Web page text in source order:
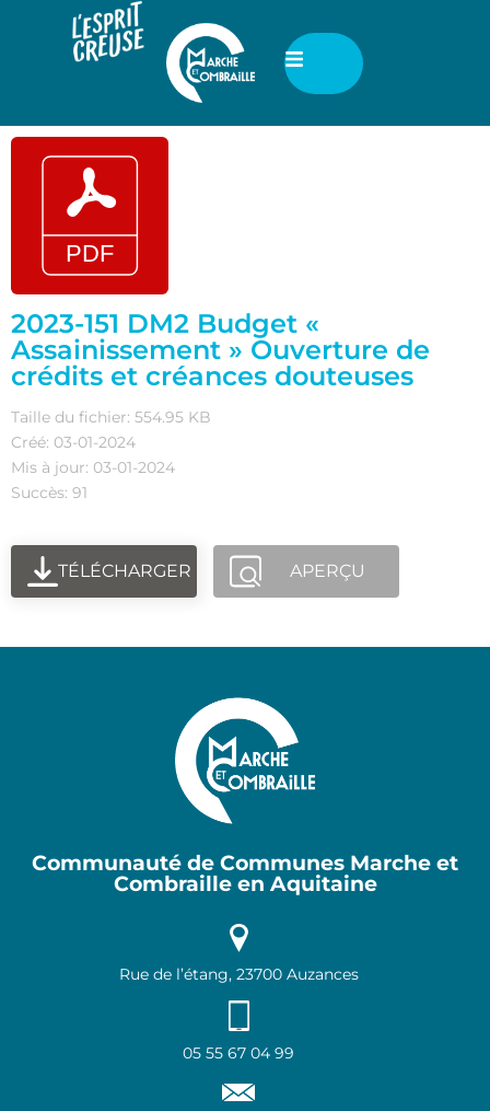
2023-151 DM2 Budget «
Assainissement » Ouverture de
crédits et créances douteuses
Taille du fichier: 554.95 KB
Créé: 03-01-2024
Mis à jour: 03-01-2024
Succès: 91
TÉLÉCHARGER APERÇU
Communauté de Communes Marche et
Combraille en Aquitaine
Rue de l’étang, 23700 Auzances
05 55 67 04 99